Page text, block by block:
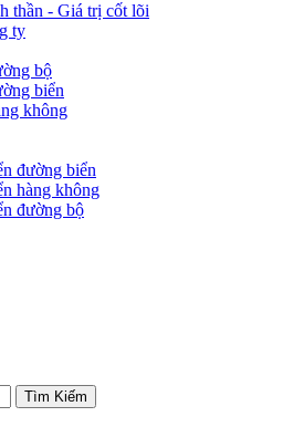
thần - Giá trị cốt lõi
ty
bộ
biển
không
đường biển
hàng không
đường bộ
Tìm Kiếm